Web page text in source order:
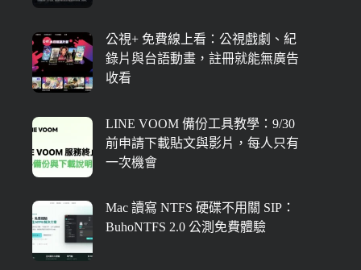
公視+ 免費線上看：公視戲劇、紀
錄片與台語動畫，註冊就能無廣告
收看
LINE VOOM 備份工具教學：9/30
前申請下載貼文與影片，每人只有
一次機會
Mac 讀寫 NTFS 硬碟不用關 SIP：
BuhoNTFS 2.0 公測免費體驗